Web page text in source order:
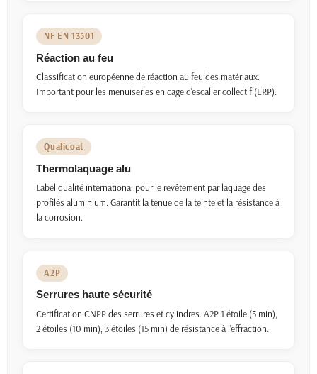
NF EN 13501
Réaction au feu
Classification européenne de réaction au feu des matériaux.
Important pour les menuiseries en cage d'escalier collectif (ERP).
Qualicoat
Thermolaquage alu
Label qualité international pour le revêtement par laquage des
profilés aluminium. Garantit la tenue de la teinte et la résistance à
la corrosion.
A2P
Serrures haute sécurité
Certification CNPP des serrures et cylindres. A2P 1 étoile (5 min),
2 étoiles (10 min), 3 étoiles (15 min) de résistance à l'effraction.